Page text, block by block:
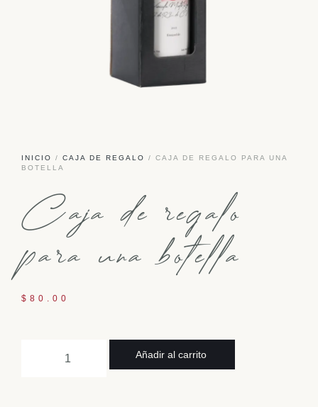
INICIO / CAJA DE REGALO
/ CAJA DE REGALO PARA UNA
BOTELLA
Caja de regalo
para una botella
$ 80.00
Añadir al carrito